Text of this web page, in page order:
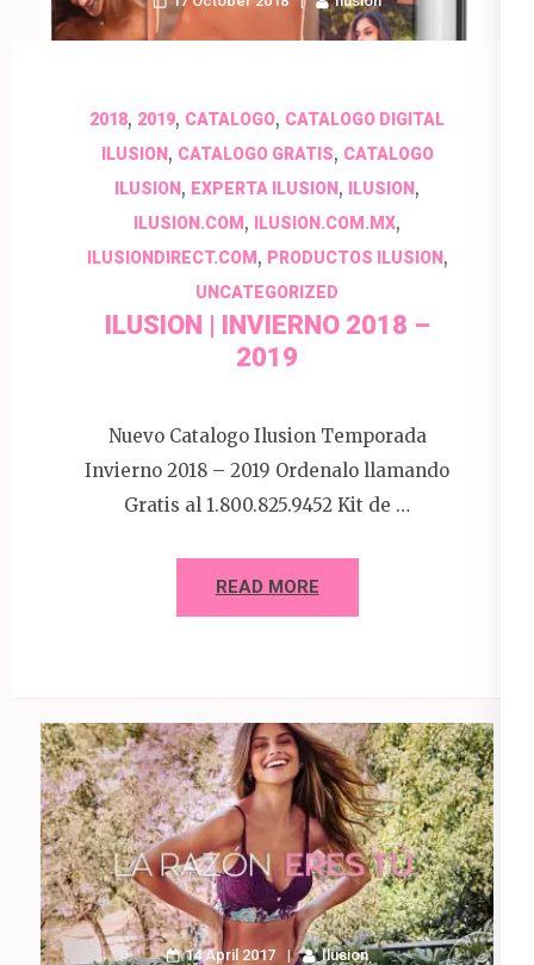
2018, 2019, CATALOGO, CATALOGO DIGITAL
ILUSION, CATALOGO GRATIS, CATALOGO
ILUSION , EXPERTA ILUSION , ILUSION ,
ILUSION.COM , ILUSION.COM.MX,
ILUSIONDIRECT.COM , PRODUCTOS ILUSION,
UNCATEGORIZED
ILUSION | INVIERNO 2018 –
2019
Nuevo Catalogo Ilusion Temporada
Invierno 2018 – 2019 Ordenalo llamando
Gratis al 1.800.825.9452 Kit de …
READ MORE
14 April 2017 Ilusion